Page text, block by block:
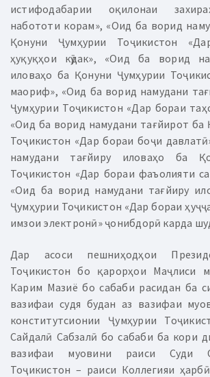
истифодабарии оқилонаи
набототи корам», «Оид ба ворид
Қонуни Ҷумҳурии Тоҷикистон
ҳуқуқҳои кӯдак», «Оид ба ворид
иловаҳо ба Қонуни Ҷумҳурии
маориф», «Оид ба ворид намудани
Ҷумҳурии Тоҷикистон «Дар бораи
«Оид ба ворид намудани тағйирот ба
Тоҷикистон «Дар бораи боҷи
намудани тағйиру иловаҳо ба
Тоҷикистон «Дар бораи фаъолияти
«Оид ба ворид намудани тағйиру
Ҷумҳурии Тоҷикистон «Дар бораи
имзои электронӣ» ҷонибдорӣ карда
Дар асоси пешниҳодҳои
Тоҷикистон бо қарорҳои Маҷлиси
Карим Мазиё бо сабаби расидан ба
вазифаи судя будан аз вазифаи
конститутсионии Ҷумҳурии
Сайдалӣ Сабзалӣ бо сабаби ба кори
вазифаи муовини раиси Суди
Тоҷикистон – раиси Коллегияи